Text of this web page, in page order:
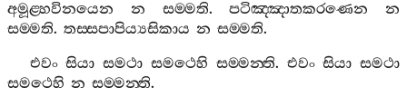
අමූළ‍්හවිනයෙන
න සම‍්මති.පටිඤ‍්ඤාතකරණෙන
න
සම‍්මති. තස‍්සපාපිය්‍යසිකාය න සම‍්මති.
එවං සියා සමථා සමථෙහි සම‍්මන‍්ති. එවං සියා සමථා
සමථෙහි න සම‍්මන‍්ති.